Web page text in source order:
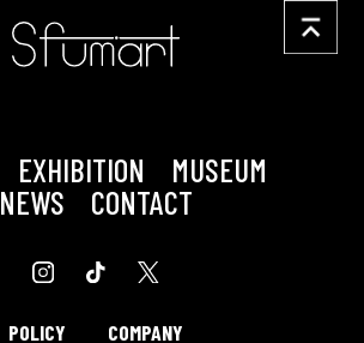
EXHIBITION
MUSEUM
NEWS
CONTACT
POLICY COMPANY